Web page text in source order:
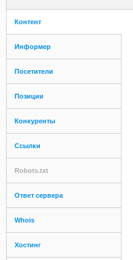
Контент
Информер
Посетители
Позиции
Конкуренты
Ссылки
Robots.txt
Ответ сервера
Whois
Хостинг